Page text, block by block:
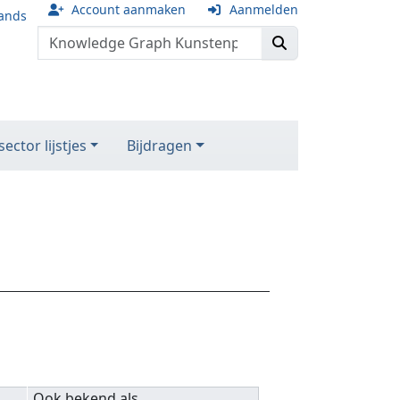
Account aanmaken Aanmelden
lijstjes Bijdragen